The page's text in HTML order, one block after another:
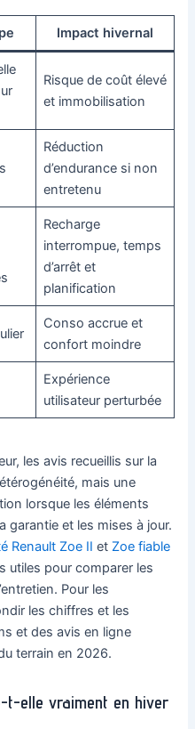
Impact hivernal
Risque de coût élevé
et immobilisation
Réduction
d’endurance si non
entretenu
Recharge
interrompue, temps
d’arrêt et
planification
Conso accrue et
confort moindre
Expérience
utilisateur perturbée
les avis recueillis sur la
mais une
lorsque les éléments
garantie et les mises à jour.
Renault Zoe II et Zoe fiable
utiles pour comparer les
Pour les
les chiffres et les
et des avis en ligne
terrain en 2026.
t-elle vraiment en hiver